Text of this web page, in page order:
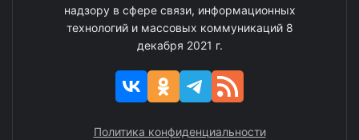
надзору в сфере связи, информационных
технологий и массовых коммуникаций 8
декабря 2021 г.
Политика конфиденциальности